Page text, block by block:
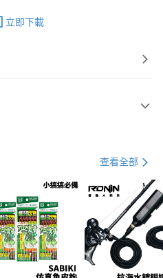
立即下載
21家銀行
第一商業銀行
彰化商業銀行
台北富邦商業銀行
兆豐國際商業銀行
查看全部